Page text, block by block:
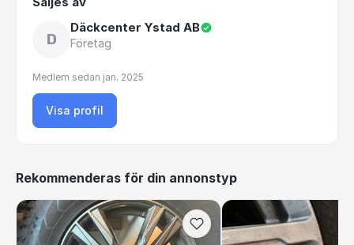
D
Däckcenter Ystad AB
Företag
Medlem sedan jan. 2025
Visa profil
Rekommenderas för din annonstyp